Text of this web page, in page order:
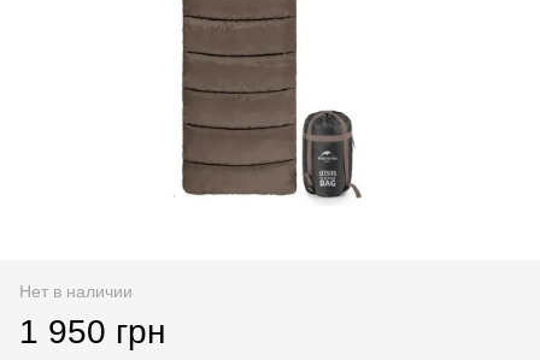
Нет в наличии
1 950 грн